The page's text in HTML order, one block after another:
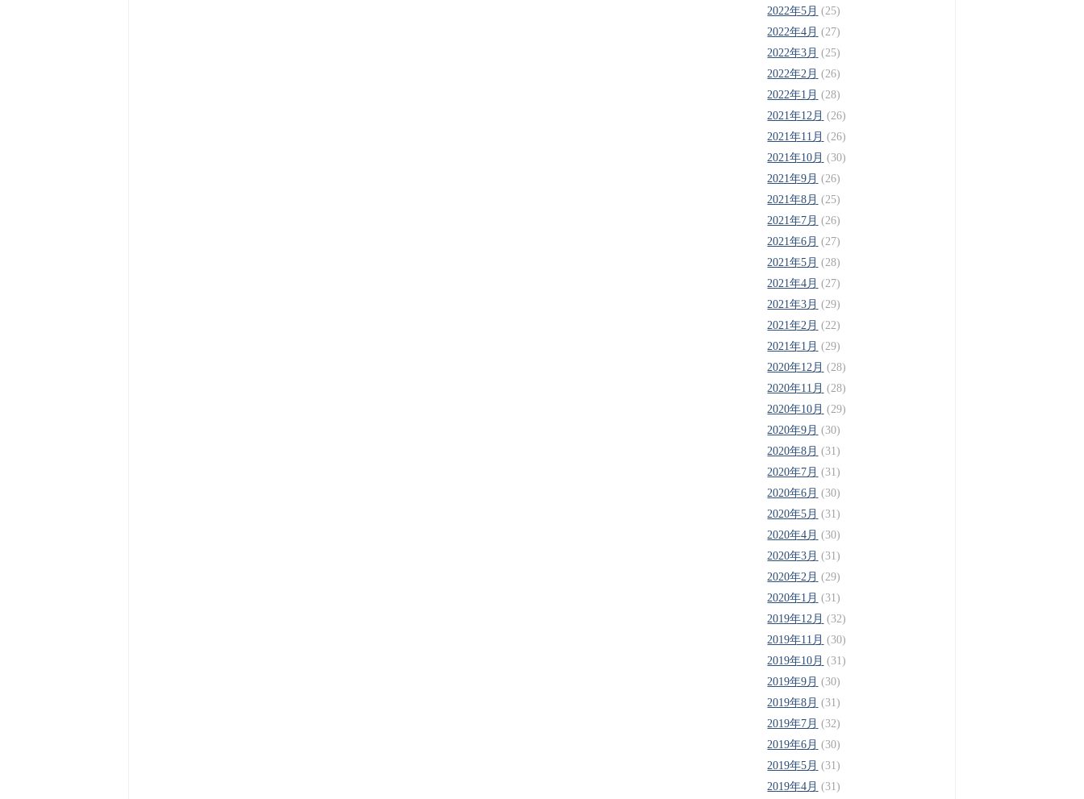
2022年5月 (25)
2022年4月 (27)
2022年3月 (25)
2022年2月 (26)
2022年1月 (28)
2021年12月 (26)
2021年11月 (26)
2021年10月 (30)
2021年9月 (26)
2021年8月 (25)
2021年7月 (26)
2021年6月 (27)
2021年5月 (28)
2021年4月 (27)
2021年3月 (29)
2021年2月 (22)
2021年1月 (29)
2020年12月 (28)
2020年11月 (28)
2020年10月 (29)
2020年9月 (30)
2020年8月 (31)
2020年7月 (31)
2020年6月 (30)
2020年5月 (31)
2020年4月 (30)
2020年3月 (31)
2020年2月 (29)
2020年1月 (31)
2019年12月 (32)
2019年11月 (30)
2019年10月 (31)
2019年9月 (30)
2019年8月 (31)
2019年7月 (32)
2019年6月 (30)
2019年5月 (31)
2019年4月 (31)